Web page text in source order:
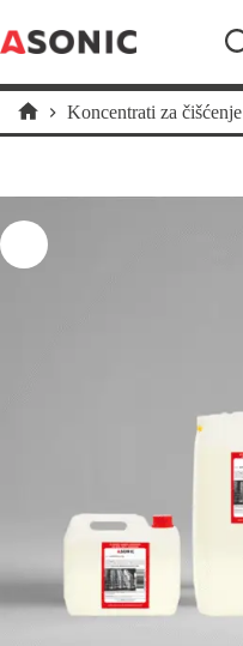
to
content
Home
Koncentrati za čišćenje